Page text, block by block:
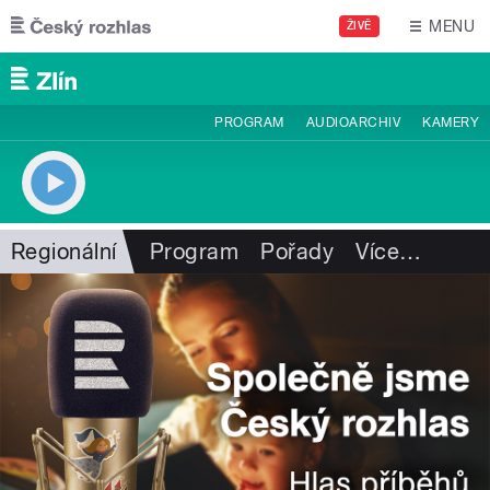
Přejít k hlavnímu obsahu
ŽIVĚ MENU
PROGRAM AUDIOARCHIV KAMERY
Regionální Program Pořady Více…